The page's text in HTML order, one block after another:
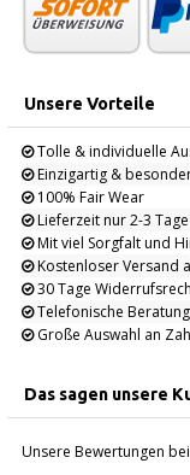
Unsere Vorteile
Tolle & individuelle
Einzigartig &
100% Fair Wear
Lieferzeit nur 2-3 Tage
Mit viel Sorgfalt und
Kostenloser Versand
30 Tage
Telefonische Beratung
Große Auswahl an
Das sagen unsere
Unsere Bewertungen